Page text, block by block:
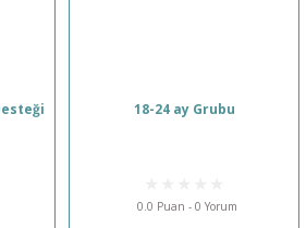
18-24 ay Grubu
0.0 Puan - 0 Yorum